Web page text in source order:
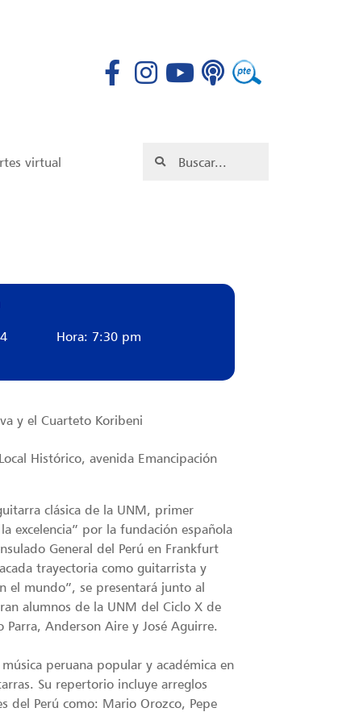
virtual
Hora: 7:30 pm
y el Cuarteto Koribeni
Histórico, avenida Emancipación
clásica de la UNM, primer
excelencia” por la fundación española
General del Perú en Frankfurt
trayectoria como guitarrista y
el mundo”, se presentará junto al
alumnos de la UNM del Ciclo X de
Parra, Anderson Aire y José Aguirre.
peruana popular y académica en
Su repertorio incluye arreglos
del Perú como: Mario Orozco, Pepe